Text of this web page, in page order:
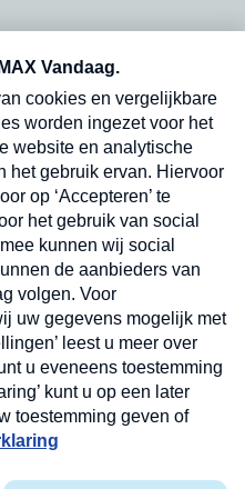
op onze
dinsdagochtend in
Verzend
op onze
dinsdagochtend in uw